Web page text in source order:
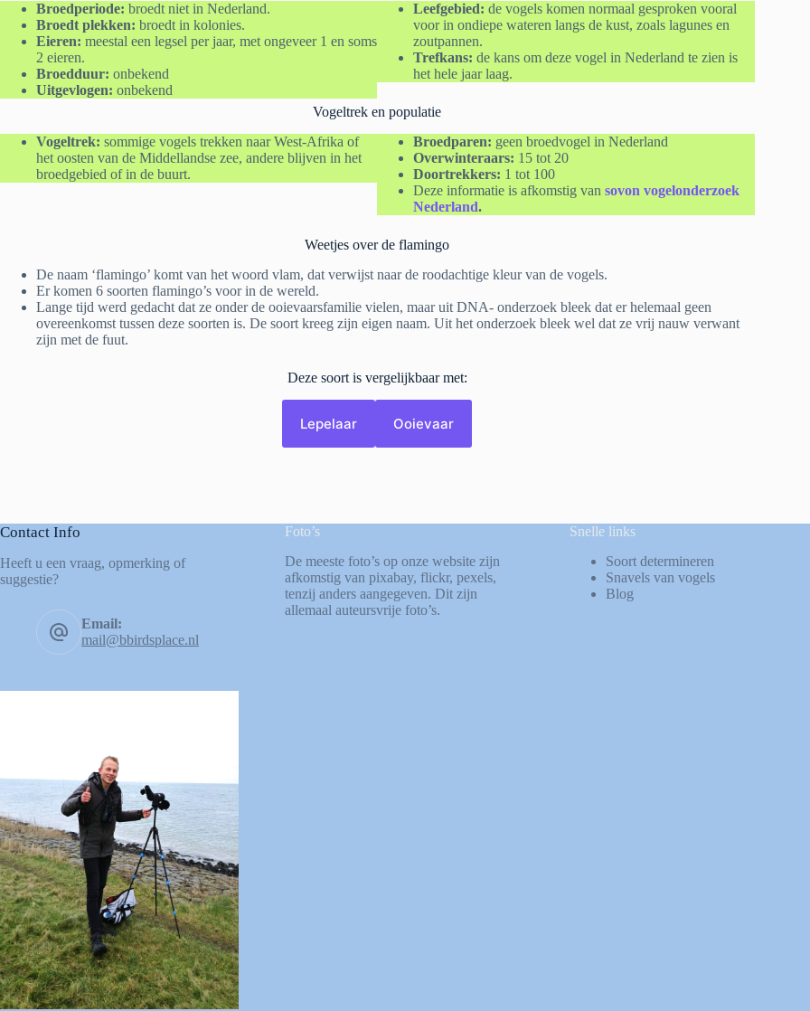
Broedperiode: broedt niet in Nederland.
Broedt plekken: broedt in kolonies.
Eieren: meestal een legsel per jaar, met ongeveer 1 en soms
2 eieren.
Broedduur: onbekend
Uitgevlogen: onbekend
Leefgebied:de vogels komen normaal gesproken vooral
voor in ondiepe wateren langs de kust, zoals lagunes en
zoutpannen.
Trefkans: de kans om deze vogel in Nederland te zien is
het hele jaar laag.
Vogeltrek en populatie
Vogeltrek: sommige vogels trekken naar West-Afrika of
het oosten van de Middellandse zee, andere blijven in het
broedgebied of in de buurt.
Broedparen: geen broedvogel in Nederland
Overwinteraars: 15 tot 20
Doortrekkers: 1 tot 100
Deze informatie is afkomstig van sovon vogelonderzoek
Nederland.
Weetjes over de flamingo
De naam ‘flamingo’ komt van het woord vlam, dat verwijst naar de roodachtige kleur van de vogels.
Er komen 6 soorten flamingo’s voor in de wereld.
Lange tijd werd gedacht dat ze onder de ooievaarsfamilie vielen, maar uit DNA- onderzoek bleek dat er helemaal geen
overeenkomst tussen deze soorten is. De soort kreeg zijn eigen naam. Uit het onderzoek bleek wel dat ze vrij nauw verwant
zijn met de fuut.
Deze soort is vergelijkbaar met:
Lepelaar Ooievaar
Contact Info
Heeft u een vraag, opmerking of
suggestie?
Email:
mail@bbirdsplace.nl
Foto’s
De meeste foto’s op onze website zijn
afkomstig van pixabay, flickr, pexels,
tenzij anders aangegeven. Dit zijn
allemaal auteursvrije foto’s.
Snelle links
Soort determineren
Snavels van vogels
Blog